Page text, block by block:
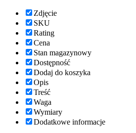
Zdjęcie
SKU
Rating
Cena
Stan magazynowy
Dostępność
Dodaj do koszyka
Opis
Treść
Waga
Wymiary
Dodatkowe informacje